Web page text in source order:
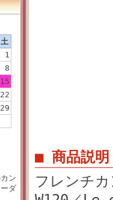
土
1
8
15
22
29
ン
ダ
■ 商品説明
フレンチ